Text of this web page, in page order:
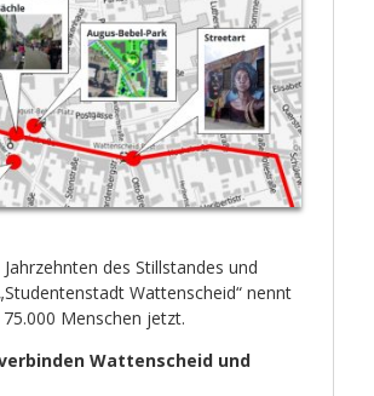
des Stillstandes und
Wattenscheid“ nennt
Menschen jetzt.
Wattenscheid und